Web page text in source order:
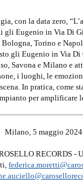
con la data zero,
Eugenio in Via Di
Bologna, Torino e
gli Eugenio in Via
Savona e Milano e
i luoghi, le
In pratica, come
per amplificare
Milano, 5 maggio 2024
RECORDS -